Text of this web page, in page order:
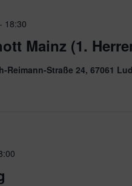
Mainz (1.
- 18:30
Reimann-Straße 24, 67061